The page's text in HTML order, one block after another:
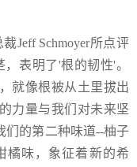
Jeff Schmoyer所点评
表明了'根的韧性'。
就像根被从土里拔出
力量与我们对未来坚
们的第二种味道--柚子
橘味，象征着新的希